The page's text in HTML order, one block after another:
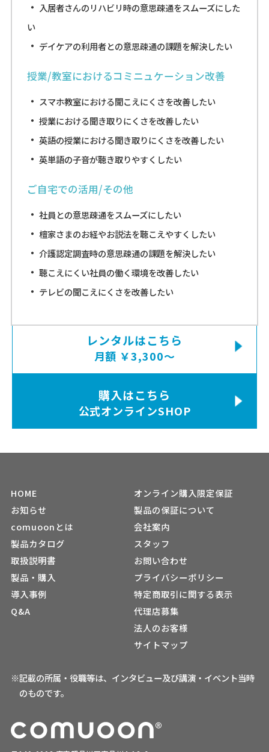
入居者さんのリハビリ時の意思疎通をスムーズにした
い
デイケアの利用者との意思疎通の課題を解決したい
授業/教室におけるコミニュケーション改善
スマホ教室における聞こえにくさを改善したい
授業における聞き取りにくさを改善したい
英語の授業における聞き取りにくさを改善したい
英単語の子音が聴き取りやすくしたい
ご自宅での活用/その他
社員との意思疎通をスムーズにしたい
檀家さまのお経やお説法を聴こえやすくしたい
介護認定調査時の意思疎通の課題を解決したい
聴こえにくい社員の働く環境を改善したい
テレビの聞こえにくさを改善したい
←事例一覧に戻る
まずはお気軽に
お問い合わせください
お問い合わせ
フォームはこちら
レンタルはこちら
月額 ￥3,300〜
購入はこちら
公式オンラインSHOP
HOME
お知らせ
comuoonとは
製品カタログ
取扱説明書
製品・購入
導入事例
Q&A
オンライン購入限定保証
製品の保証について
会社案内
スタッフ
お問い合わせ
プライバシーポリシー
特定商取引に関する表示
代理店募集
法人のお客様
サイトマップ
※記載の所属・役職等は、インタビュー及び講演・イベント当時
のものです。